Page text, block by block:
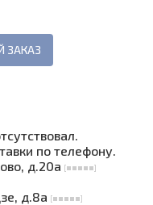
ЗАКАЗ
по телефону.
д.20а
д.8а